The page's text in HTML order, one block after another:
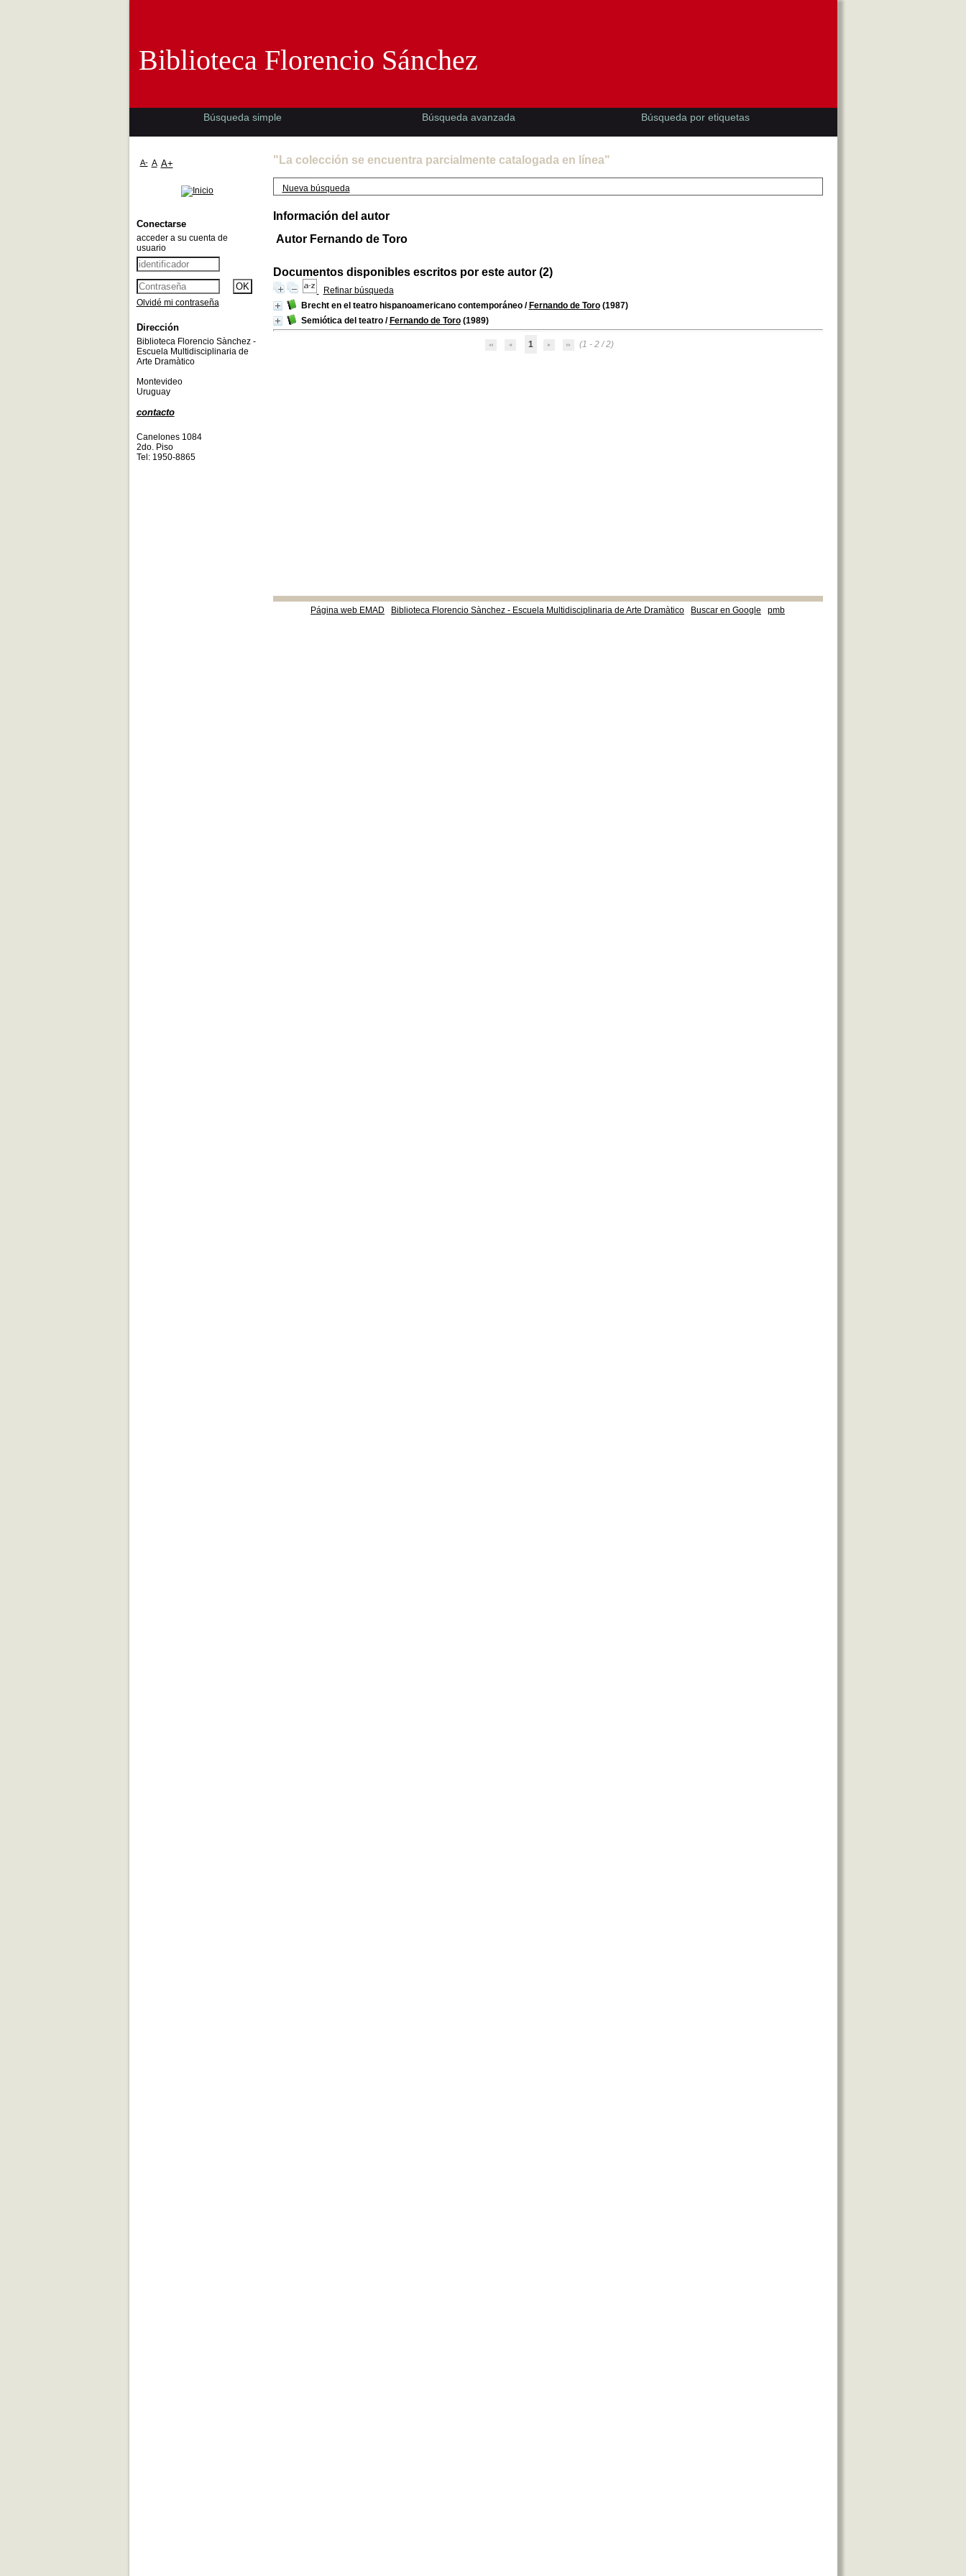
"La colección se encuentra parcialmente catalogada en línea"
Nueva búsqueda
Información del autor
Autor Fernando de Toro
Documentos disponibles escritos por este autor (2)
Refinar búsqueda
Brecht en el teatro hispanoamericano contemporáneo/ Fernando de Toro(1987)
Semiótica del teatro/ Fernando de Toro(1989)
1 (1 - 2 / 2)
Página web EMAD Biblioteca Florencio Sànchez - Escuela Multidisciplinaria de Arte Dramàtico Buscar en Google pmb
Biblioteca Florencio Sánchez
Búsqueda simple Búsqueda avanzada Búsqueda por etiquetas
A- A A+
Conectarse
acceder a su cuenta de
usuario
Olvidé mi contraseña
Dirección
Biblioteca Florencio Sànchez -
Escuela Multidisciplinaria de
Arte Dramàtico
Montevideo
Uruguay
contacto
Canelones 1084
2do. Piso
Tel: 1950-8865